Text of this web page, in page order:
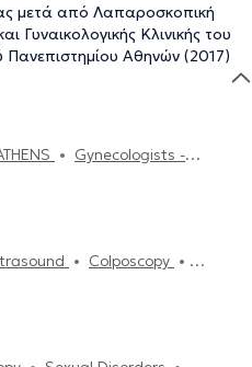
μετά από Λαπαροσκοπική
Γυναικολογικής Κλινικής του
Πανεπιστημίου Αθηνών (2017)
Gynecologists -
MAVILI
- Obstetricians in KERATEA
Colposcopy